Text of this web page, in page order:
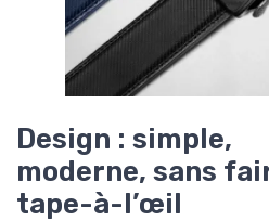
Design : simple,
moderne, sans
tape-à-l’œil